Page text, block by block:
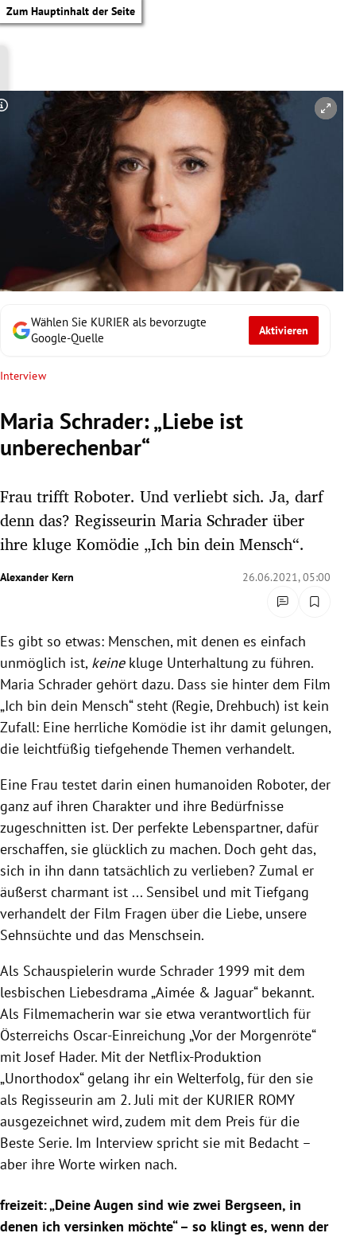
Zum Hauptinhalt der Seite
Untermenü
Untermenü
Untermenü
Untermenü
Untermenü
Untermenü
Untermenü
Untermenü
Wählen Sie KURIER als bevorzugte
Google-Quelle
Aktivieren
Interview
Maria Schrader: „Liebe ist
unberechenbar“
Frau trifft Roboter. Und verliebt sich. Ja, darf
denn das? Regisseurin Maria Schrader über
ihre kluge Komödie „Ich bin dein Mensch“.
Alexander Kern 26.06.2021, 05:00
Copyright-Hinweis öffnen/schließen
Es gibt so etwas: Menschen, mit denen es einfach
unmöglich ist, keine kluge Unterhaltung zu führen.
Maria Schrader gehört dazu. Dass sie hinter dem Film
„Ich bin dein Mensch“ steht (Regie, Drehbuch) ist kein
Zufall: Eine herrliche Komödie ist ihr damit gelungen,
die leichtfüßig tiefgehende Themen verhandelt.
Eine Frau testet darin einen humanoiden Roboter, der
ganz auf ihren Charakter und ihre Bedürfnisse
zugeschnitten ist. Der perfekte Lebenspartner, dafür
erschaffen, sie glücklich zu machen. Doch geht das,
sich in ihn dann tatsächlich zu verlieben? Zumal er
äußerst charmant ist ... Sensibel und mit Tiefgang
verhandelt der Film Fragen über die Liebe, unsere
Sehnsüchte und das Menschsein.
Als Schauspielerin wurde Schrader 1999 mit dem
lesbischen Liebesdrama „Aimée & Jaguar“ bekannt.
Als Filmemacherin war sie etwa verantwortlich für
Österreichs Oscar-Einreichung „Vor der Morgenröte“
mit Josef Hader. Mit der Netflix-Produktion
„Unorthodox“ gelang ihr ein Welterfolg, für den sie
als Regisseurin am 2. Juli mit der KURIER ROMY
ausgezeichnet wird, zudem mit dem Preis für die
Beste Serie. Im Interview spricht sie mit Bedacht –
aber ihre Worte wirken nach.
freizeit: „Deine Augen sind wie zwei Bergseen, in
denen ich versinken möchte“ – so klingt es, wenn der